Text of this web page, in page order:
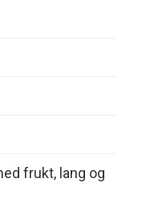
frukt, lang og